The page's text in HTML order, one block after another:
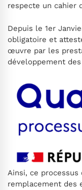
respecte un cahier
Depuis le 1er
obligatoire et
œuvre par les
développement
Ainsi, ce
remplacement des